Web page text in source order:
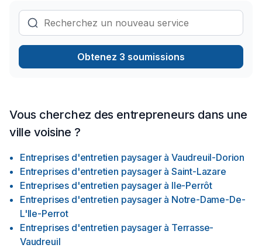
Obtenez 3 soumissions
Vous cherchez des entrepreneurs dans une
ville voisine ?
Entreprises d'entretien paysager à Vaudreuil-Dorion
Entreprises d'entretien paysager à Saint-Lazare
Entreprises d'entretien paysager à Ile-Perrôt
Entreprises d'entretien paysager à Notre-Dame-De-
L'Ile-Perrot
Entreprises d'entretien paysager à Terrasse-
Vaudreuil